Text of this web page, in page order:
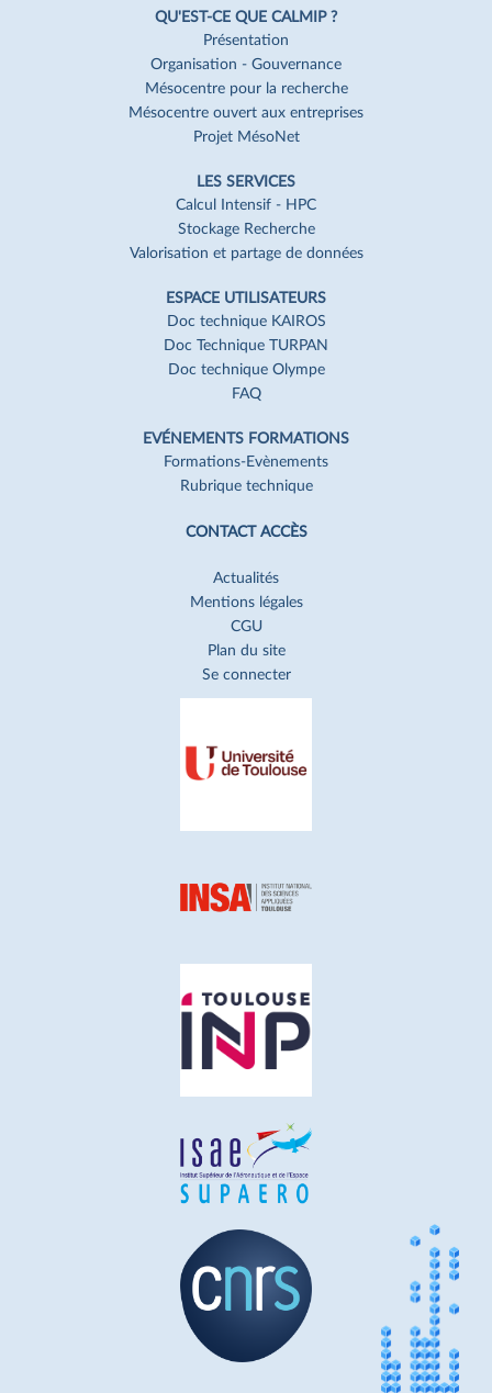
QU'EST-CE QUE CALMIP ?
Présentation
Organisation - Gouvernance
Mésocentre pour la recherche
Mésocentre ouvert aux entreprises
Projet MésoNet
LES SERVICES
Calcul Intensif - HPC
Stockage Recherche
Valorisation et partage de données
ESPACE UTILISATEURS
Doc technique KAIROS
Doc Technique TURPAN
Doc technique Olympe
FAQ
EVÉNEMENTS FORMATIONS
Formations-Evènements
Rubrique technique
CONTACT ACCÈS
Actualités
Mentions légales
CGU
Plan du site
Se connecter